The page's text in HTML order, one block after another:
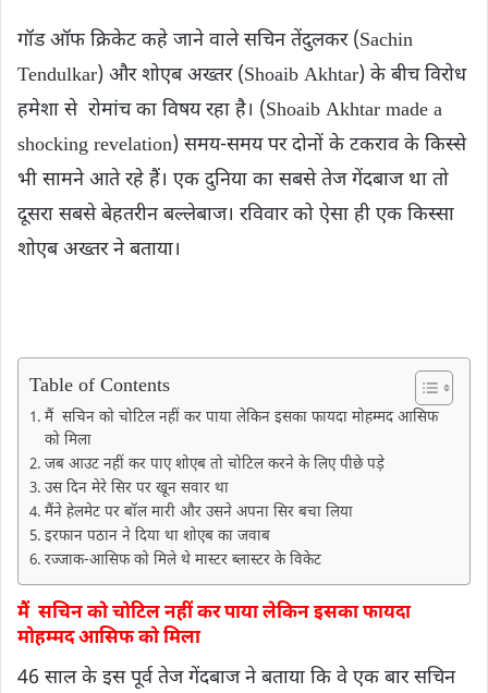
गॉड ऑफ क्रिकेट कहे जाने वाले सचिन तेंदुलकर (Sachin
Tendulkar) और शोएब अख्तर (Shoaib Akhtar) के बीच विरोध
हमेशा से रोमांच का विषय रहा है। (Shoaib Akhtar made a
shocking revelation) समय-समय पर दोनों के टकराव के किस्से
भी सामने आते रहे हैं। एक दुनिया का सबसे तेज गेंदबाज था तो
दूसरा सबसे बेहतरीन बल्लेबाज। रविवार को ऐसा ही एक किस्सा
शोएब अख्तर ने बताया।
Table of Contents
मैं सचिन को चोटिल ​नहीं कर पाया लेकिन इसका फायदा मोहम्मद आसिफ
को मिला
जब आउट नहीं कर पाए शोएब तो चोटिल करने के लिए पीछे पड़े
उस दिन मेरे सिर पर खून सवार था
मैंने हेलमेट पर बॉल मारी और उसने अपना सिर बचा लिया
इरफान पठान ने दिया था शोएब का जवाब
रज्जाक-आसिफ को मिले थे मास्टर ब्लास्टर के विकेट
मैं सचिन को चोटिल ​नहीं कर पाया लेकिन इसका फायदा
मोहम्मद आसिफ को मिला
46 साल के इस पूर्व तेज गेंदबाज ने बताया कि वे एक बार सचिन